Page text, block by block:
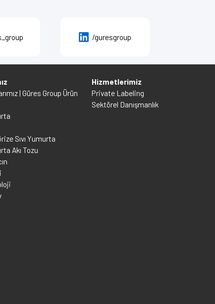
/guresgroup
| Güres Group Ürün
Sıvı Yumurta
Akı Tozu
Hizmetlerimiz
Private Labeling
Sektörel Danışmanlık